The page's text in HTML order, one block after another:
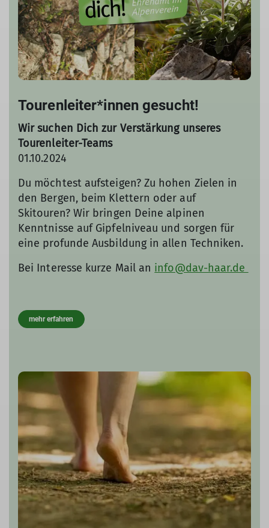
Tourenleiter*innen gesucht!
Wir suchen Dich zur Verstärkung unseres
Tourenleiter-Teams
01.10.2024
Du möchtest aufsteigen? Zu hohen Zielen in
den Bergen, beim Klettern oder auf
Skitouren? Wir bringen Deine alpinen
Kenntnisse auf Gipfelniveau und sorgen für
eine profunde Ausbildung in allen Techniken.
Bei Interesse kurze Mail an info@dav-haar.de
mehr erfahren